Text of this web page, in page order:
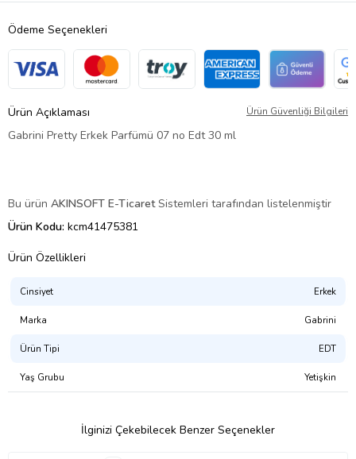
Ödeme Seçenekleri
Ürün Açıklaması Ürün Güvenliği Bilgileri
Gabrini Pretty Erkek Parfümü 07 no Edt 30 ml
Bu ürün AKINSOFT E-TicaretSistemleri tarafından listelenmiştir
Ürün Kodu: kcm41475381
Ürün Özellikleri
Cinsiyet Erkek
Marka Gabrini
Ürün Tipi EDT
Yaş Grubu Yetişkin
İlginizi Çekebilecek Benzer Seçenekler